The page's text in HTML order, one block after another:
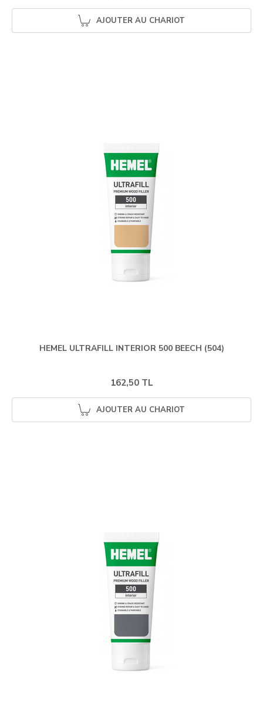
AJOUTER AU CHARIOT
HEMEL ULTRAFILL INTERIOR 500 BEECH (504)
162,50 TL
AJOUTER AU CHARIOT